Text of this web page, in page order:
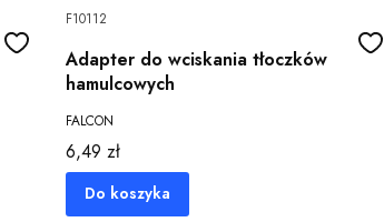
F10112
Adapter do wciskania tłoczków
hamulcowych
FALCON
Cena
6,49 zł
Do koszyka